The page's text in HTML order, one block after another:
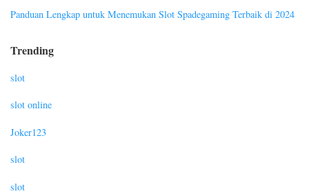
Panduan Lengkap untuk Menemukan Slot Spadegaming Terbaik di 2024
Trending
slot
slot online
Joker123
slot
slot